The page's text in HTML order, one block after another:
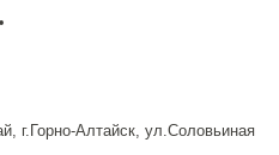
г.Горно-Алтайск, ул.Соловьиная